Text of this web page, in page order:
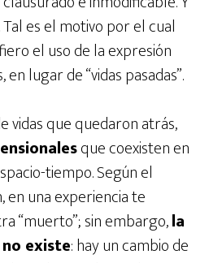
es el motivo por el cual
el uso de la expresión
lugar de “vidas pasadas”.
vidas que quedaron atrás,
que coexisten en
tiempo. Según el
una experiencia te
“muerto”; sin embargo,la
existe: hay un cambio de